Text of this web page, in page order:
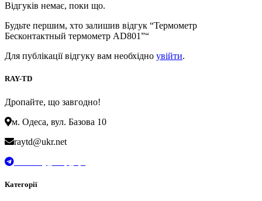
Відгуків немає, поки що.
Будьте першим, хто залишив відгук “Термометр
Бесконтактный термометр AD801”“
Для публікації відгуку вам необхідно увійти.
RAY-TD
Дропайте, що завгодно!
м. Одеса, вул. Базова 10
raytd@ukr.net
Категорії